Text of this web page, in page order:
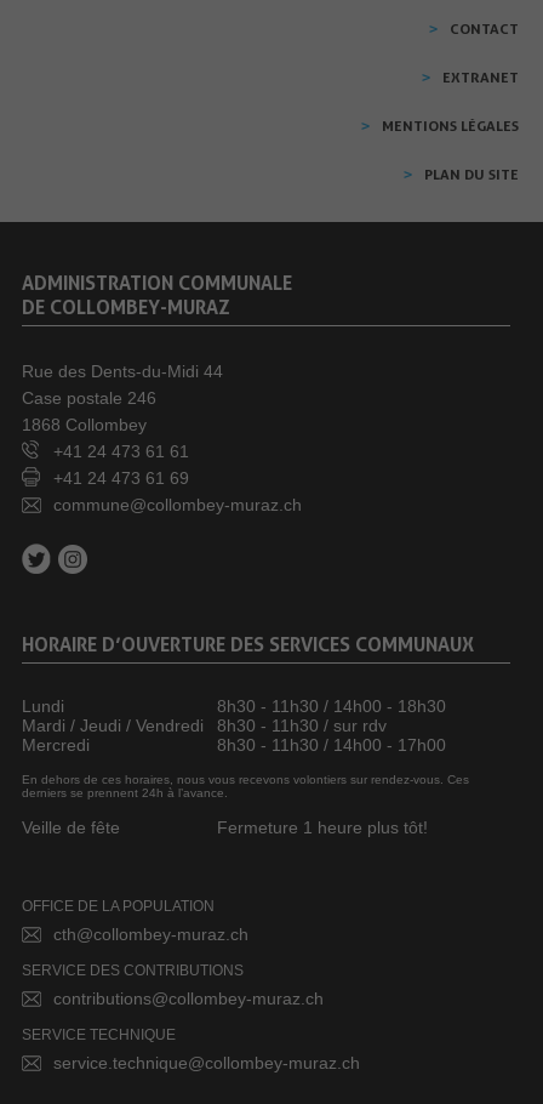
CONTACT
EXTRANET
MENTIONS LÉGALES
PLAN DU SITE
ADMINISTRATION COMMUNALE
DE COLLOMBEY-MURAZ
Rue des Dents-du-Midi 44
Case postale 246
1868 Collombey
+41 24 473 61 61
+41 24 473 61 69
commune@collombey-muraz.ch
HORAIRE D’OUVERTURE DES SERVICES COMMUNAUX
Lundi
8h30 - 11h30 / 14h00 - 18h30
Mardi / Jeudi / Vendredi
8h30 - 11h30 / sur rdv
Mercredi
8h30 - 11h30 / 14h00 - 17h00
En dehors de ces horaires, nous vous recevons volontiers sur rendez-vous. Ces
derniers se prennent 24h à l’avance.
Veille de fête Fermeture 1 heure plus tôt!
OFFICE DE LA POPULATION
cth@collombey-muraz.ch
SERVICE DES CONTRIBUTIONS
contributions@collombey-muraz.ch
SERVICE TECHNIQUE
service.technique@collombey-muraz.ch